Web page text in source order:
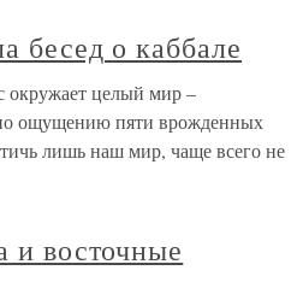
бесед о каббале
окружает целый мир –
ощущению пяти врожденных
лишь наш мир, чаще всего не
и восточные